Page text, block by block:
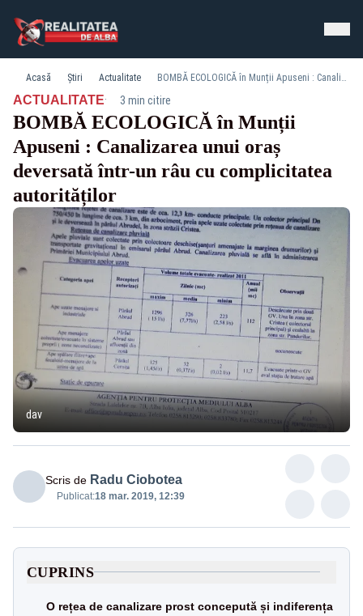
Acasă Știri Actualitate BOMBĂ ECOLOGICĂ în Munții Apuseni : Canalizarea unui oraș deversată într-un râu cu complicitatea autorităților
ACTUALITATE· 3 min citire
BOMBĂ ECOLOGICĂ în Munții
Apuseni : Canalizarea unui oraș
deversată într-un râu cu complicitatea
autorităților
dav
Scris de Radu Ciobotea
Publicat:18 mar. 2019, 12:39
CUPRINS
O rețea de canalizare prost concepută și indiferența